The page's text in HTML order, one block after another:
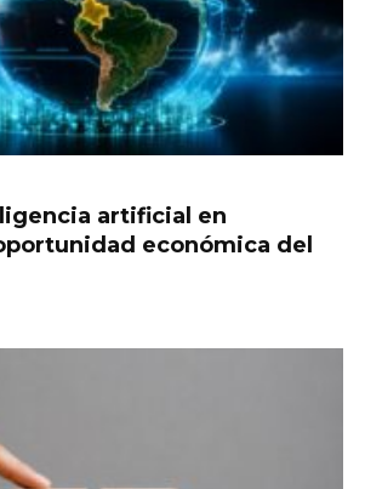
artificial en
económica del